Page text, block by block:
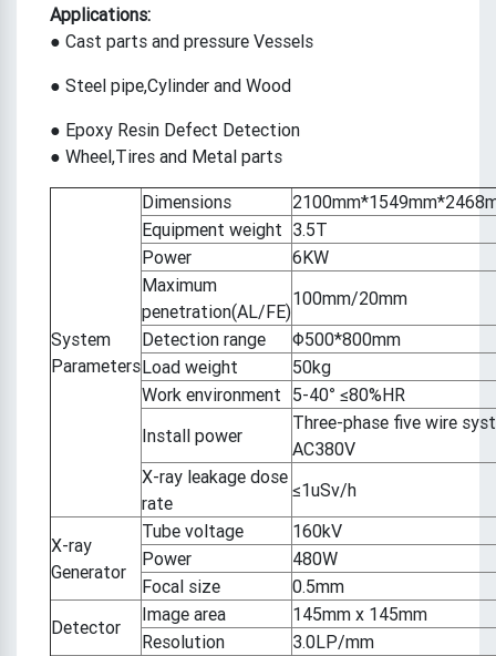
Applications:
● Cast parts and pressure Vessels
● Steel pipe,Cylinder and Wood
● Epoxy Resin Defect Detection
● Wheel,Tires and Metal parts
System
Parameters
Dimensions
Equipment weight 3.5T
Power
6KW
Maximum
penetration(AL/FE)
100mm/20mm
Detection range
Φ500*800mm
Load weight
50kg
Work environment 5-40° ≤80%HR
Install power
Three-phase five wire
AC380V
X-ray leakage dose
rate
≤1uSv/h
X-ray
Generator
Tube voltage
160kV
Power
480W
Focal size
0.5mm
Detector
Image area
145mm x 145mm
Resolution
3.0LP/mm